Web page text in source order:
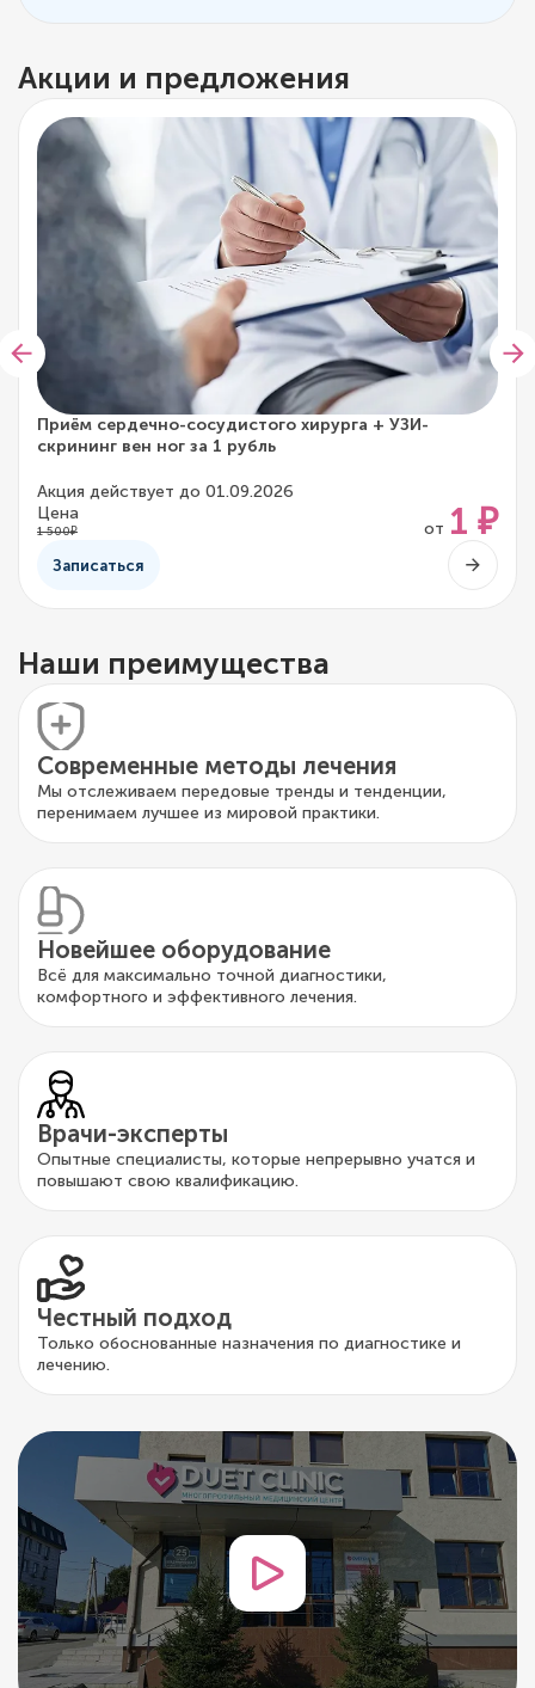
Акции и предложения
Приём сердечно-сосудистого хирурга + УЗИ-
скрининг вен ног за 1 рубль
Акция действует до 01.09.2026
Цена
1 500₽ от 1 ₽
Записаться
Наши преимущества
Современные методы лечения
Мы отслеживаем передовые тренды и тенденции,
перенимаем лучшее из мировой практики.
Новейшее оборудование
Всё для максимально точной диагностики,
комфортного и эффективного лечения.
Врачи-эксперты
Опытные специалисты, которые непрерывно учатся и
повышают свою квалификацию.
Честный подход
Только обоснованные назначения по диагностике и
лечению.